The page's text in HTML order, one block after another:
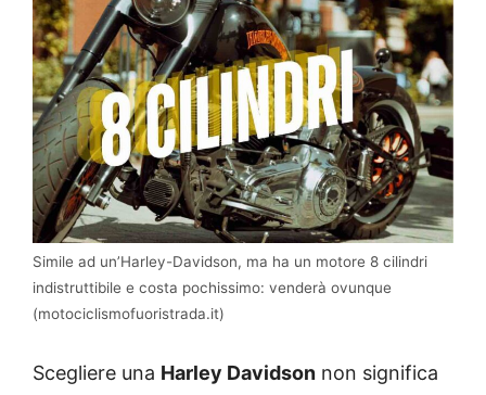
Simile ad un’Harley-Davidson, ma ha un motore 8 cilindri
indistruttibile e costa pochissimo: venderà ovunque
(motociclismofuoristrada.it)
Scegliere una Harley Davidson non significa